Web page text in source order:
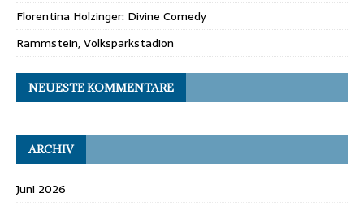
Florentina Holzinger: Divine Comedy
Rammstein, Volksparkstadion
NEUESTE KOMMENTARE
ARCHIV
Juni 2026